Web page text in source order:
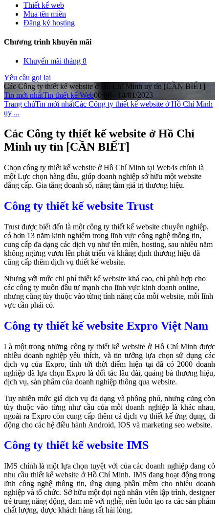
Thiết kế web
Mua tên miền
Đăng ký hosting
Chương trình khuyến mãi
Khuyến mãi tháng 8
Yêu cầu gọi lại
Các Công ty thiết kế website ở Hồ Chí Minh uy tín [CẦN BIẾT]
Tin mới nhấtTin thiết kế Web00:08 - 14/01/2023
Trang chủTin mới nhấtCác Công ty thiết kế website ở Hồ Chí Minh
uy ...
Các Công ty thiết kế website ở Hồ Chí
Minh uy tín [CẦN BIẾT]
Chọn công ty thiết kế website ở Hồ Chí Minh tại Web4s chính là
một Lực chọn hàng đầu, giúp doanh nghiệp sở hữu một website
đẳng cấp. Gia tăng doanh số, nâng tầm giá trị thương hiệu.
Công ty thiết kế website Trust
Trust được biết đến là một công ty thiết kế website chuyên nghiệp,
có hơn 13 năm kinh nghiệm trong lĩnh vực công nghệ thông tin,
cung cấp đa dạng các dịch vụ như tên miền, hosting, sau nhiều năm
không ngừng vươn lên phát triển và khẳng định thương hiệu đã
cũng cấp thêm dịch vụ thiết kế website.
Nhưng với mức chi phí thiết kế website khá cao, chỉ phù hợp cho
các công ty muốn đầu tư mạnh cho lĩnh vực kinh doanh online,
nhưng cũng tùy thuộc vào từng tính năng của mỗi website, mỗi lĩnh
vực cần phải có.
Công ty thiết kế website Expro Việt Nam
Là một trong những công ty thiết kế website ở Hồ Chí Minh được
nhiều doanh nghiệp yêu thích, và tin tưởng lựa chọn sử dụng các
dịch vụ của Expro, tính tới thời điểm hiện tại đã có 2000 doanh
nghiệp đã lựa chọn Expro là đối tác lâu dài, quảng bá thương hiệu,
dịch vụ, sản phẩm của doanh nghiệp thông qua website.
Tuy nhiên mức giá dịch vụ đa dạng và phông phú, nhưng cũng còn
tùy thuộc vào từng như cầu của mỗi doanh nghiệp là khác nhau,
ngoài ra Expro còn cung cấp thêm cả dịch vụ thiết kế ứng dụng, di
động cho các hệ điều hành Android, IOS và marketing seo website.
Công ty thiết kế website IMS
IMS chính là một lựa chọn tuyệt với của các doanh nghiệp đang có
nhu cầu thiết kế website ở Hồ Chí Minh. IMS đang hoạt động trong
lĩnh công nghệ thông tin, ứng dụng phần mềm cho nhiều doanh
nghiệp và tổ chức. Sở hữu một đọi ngũ nhân viên lập trình, designer
trẻ trung năng động, đam mê với nghề, nên luôn tạo ra các sản phẩm
chất lượng, được khách hàng rất hài lòng.